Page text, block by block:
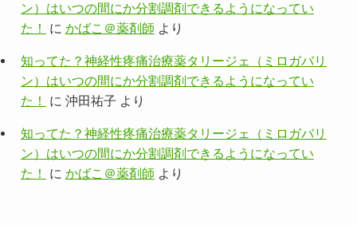
ン）はいつの間にか分割調剤できるようになってい
た！
に かばこ＠薬剤師 より
知ってた？神経性疼痛治療薬タリージェ（ミロガバリ
ン）はいつの間にか分割調剤できるようになってい
た！
に 沖田祐子 より
知ってた？神経性疼痛治療薬タリージェ（ミロガバリ
ン）はいつの間にか分割調剤できるようになってい
た！
に かばこ＠薬剤師 より